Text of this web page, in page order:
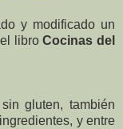
y modificado un
el libroCocinas del
gluten, también
y entre